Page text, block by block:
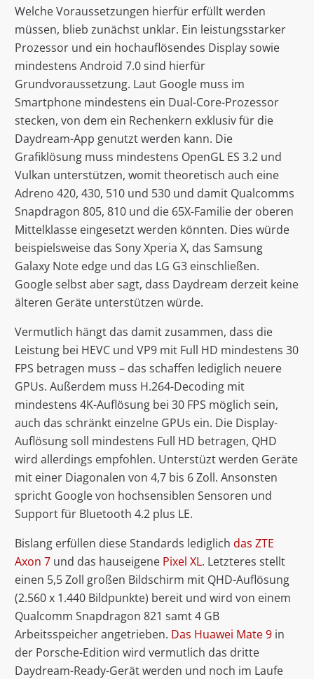
Welche Voraussetzungen hierfür erfüllt werden
müssen, blieb zunächst unklar. Ein leistungsstarker
Prozessor und ein hochauflösendes Display sowie
mindestens Android 7.0 sind hierfür
Grundvoraussetzung. Laut Google muss im
Smartphone mindestens ein Dual-Core-Prozessor
stecken, von dem ein Rechenkern exklusiv für die
Daydream-App genutzt werden kann. Die
Grafiklösung muss mindestens OpenGL ES 3.2 und
Vulkan unterstützen, womit theoretisch auch eine
Adreno 420, 430, 510 und 530 und damit Qualcomms
Snapdragon 805, 810 und die 65X-Familie der oberen
Mittelklasse eingesetzt werden könnten. Dies würde
beispielsweise das Sony Xperia X, das Samsung
Galaxy Note edge und das LG G3 einschließen.
Google selbst aber sagt, dass Daydream derzeit keine
älteren Geräte unterstützen würde.
Vermutlich hängt das damit zusammen, dass die
Leistung bei HEVC und VP9 mit Full HD mindestens 30
FPS betragen muss – das schaffen lediglich neuere
GPUs. Außerdem muss H.264-Decoding mit
mindestens 4K-Auflösung bei 30 FPS möglich sein,
auch das schränkt einzelne GPUs ein. Die Display-
Auflösung soll mindestens Full HD betragen, QHD
wird allerdings empfohlen. Unterstüzt werden Geräte
mit einer Diagonalen von 4,7 bis 6 Zoll. Ansonsten
spricht Google von hochsensiblen Sensoren und
Support für Bluetooth 4.2 plus LE.
Bislang erfüllen diese Standards lediglich das ZTE
Axon 7 und das hauseigene Pixel XL. Letzteres stellt
einen 5,5 Zoll großen Bildschirm mit QHD-Auflösung
(2.560 x 1.440 Bildpunkte) bereit und wird von einem
Qualcomm Snapdragon 821 samt 4 GB
Arbeitsspeicher angetrieben. Das Huawei Mate 9 in
der Porsche-Edition wird vermutlich das dritte
Daydream-Ready-Gerät werden und noch im Laufe